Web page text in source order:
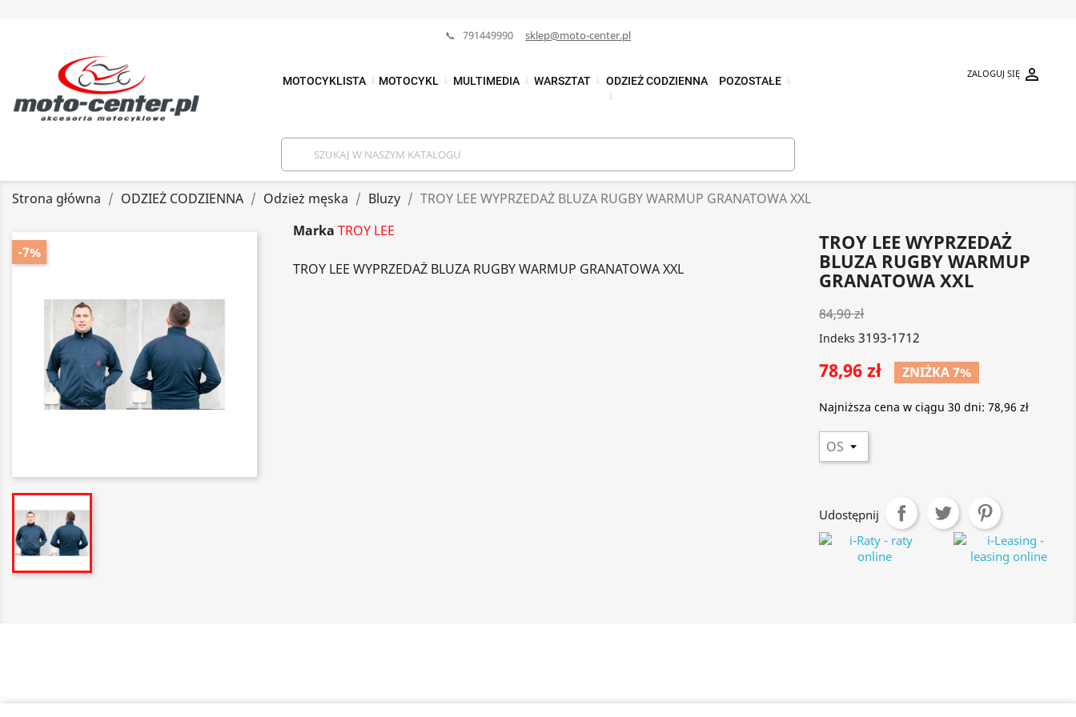
📞 791449990 sklep@moto-center.pl
MOTOCYKLISTA MOTOCYKL MULTIMEDIA WARSZTAT
ODZIEŻ CODZIENNA
POZOSTAŁE


ZALOGUJ SIĘ
Strona główna ODZIEŻ CODZIENNA Odzież męska Bluzy TROY LEE WYPRZEDAŻ BLUZA RUGBY WARMUP GRANATOWA XXL
-7%
Marka TROY LEE
TROY LEE WYPRZEDAŻ BLUZA RUGBY WARMUP GRANATOWA XXL
TROY LEE WYPRZEDAŻ
BLUZA RUGBY WARMUP
GRANATOWA XXL
84,90 zł
Indeks 3193-1712
78,96 zł ZNIŻKA 7%
Najniższa cena w ciągu 30 dni: 78,96 zł
Udostępnij